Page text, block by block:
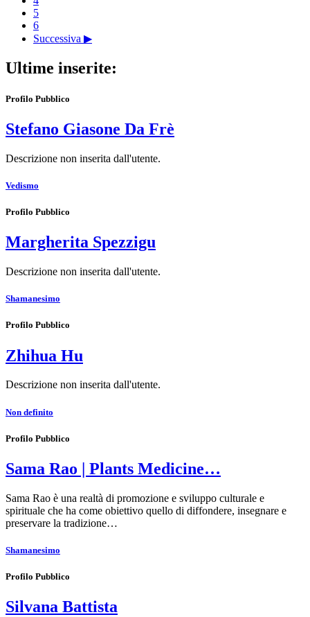
5
6
Successiva ▶
Ultime inserite:
Profilo Pubblico
Stefano Giasone Da Frè
Descrizione non inserita dall'utente.
Vedismo
Profilo Pubblico
Margherita Spezzigu
Descrizione non inserita dall'utente.
Shamanesimo
Profilo Pubblico
Zhihua Hu
Descrizione non inserita dall'utente.
Non definito
Profilo Pubblico
Sama Rao | Plants Medicine…
Sama Rao è una realtà di promozione e sviluppo culturale e
spirituale che ha come obiettivo quello di diffondere, insegnare e
preservare la tradizione…
Shamanesimo
Profilo Pubblico
Silvana Battista